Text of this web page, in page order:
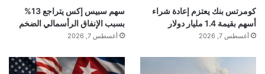
توافق على عدم الاتفاق
بشكل جماعي، خلصت 11 دراسة إلى ذلك
التأكيد على الحياد لا يثير التعاطف بين الآخرين.
كومرتس بنك يعتزم إعادة شراء
أسهم بقيمة 1.4 مليار دولار
أغسطس 7, 2026
سهم سبيس إكس يتراجع 13%
بسبب الإنفاق الرأسمالي الضخم
أغسطس 7, 2026